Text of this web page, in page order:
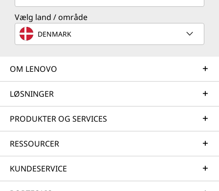
Vælg land / område
DENMARK
OM LENOVO
LØSNINGER
PRODUKTER OG SERVICES
RESSOURCER
KUNDESERVICE